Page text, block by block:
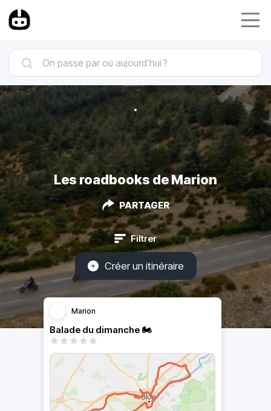
Les roadbooks de Marion
PARTAGER
Filtrer
Créer un itinéraire
Marion
Balade du dimanche 🏍️